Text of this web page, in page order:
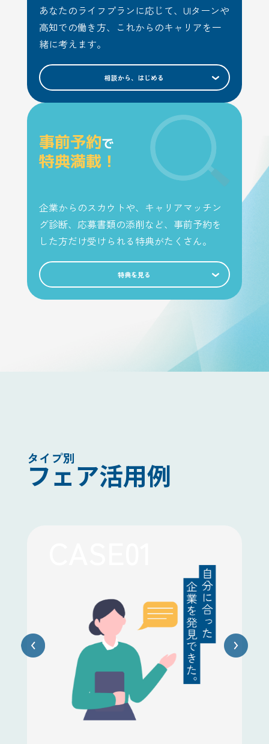
あなたのライフプランに応じて、UIターンや
高知での働き方、これからのキャリアを一
緒に考えます。
相談から、はじめる
事前予約で
特典満載！
企業からのスカウトや、キャリアマッチン
グ診断、応募書類の添削など、事前予約を
した方だけ受けられる特典がたくさん。
特典を見る
タイプ別
フェア活用例